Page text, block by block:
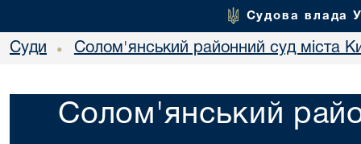
Судова влада
Суди • Солом'янський районний суд міста
Солом'янський